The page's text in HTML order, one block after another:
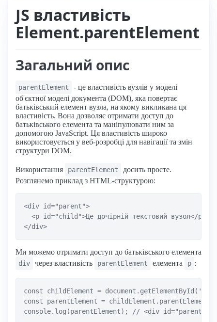
JS властивість
Element.parentElement
Загальний опис
parentElement
- це властивість вузлів у моделі
об'єктної моделі документа (DOM), яка повертає
батьківський елемент вузла, на якому викликана ця
властивість. Вона дозволяє отримати доступ до
батьківського елемента та маніпулювати ним за
допомогою JavaScript. Ця властивість широко
використовується у веб-розробці для навігації та змін
структури DOM.
Використання parentElement
досить просте.
Розглянемо приклад з HTML-структурою:
<div id="parent">
  <p id="child">Це дочірній текстовий вузол</p>
Ми можемо отримати доступ до батьківського елемента
div через властивість parentElement елемента p :
const childElement =
const parentElement = childElement.parentElement;